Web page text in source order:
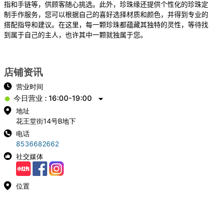
指和手链等，供顾客随心挑选。此外，珍珠缘还提供个性化的珍珠定
制手作服务，您可以根据自己的喜好选择材质和颜色，并得到专业的
搭配指导和建议。在这里，每一颗珍珠都蕴藏其独特的灵性，等待找
到属于自己的主人，也许其中一颗就独属于您。
店铺资讯
营业时间
今日营业 : 16:00-19:00
地址
花王堂街14号B地下
电话
8536682662
社交媒体
位置